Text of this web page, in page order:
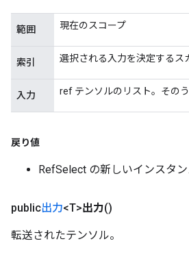
範囲 現在のスコープ
索引 選択される入力を決定するス
入力 ref テンソルのリスト。その
戻り値
RefSelect の新しいインスタ
public出力<T>出力()
転送されたテンソル。